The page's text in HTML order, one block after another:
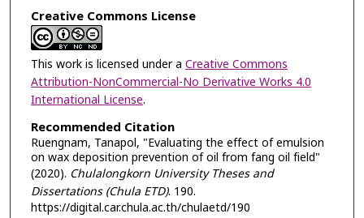
Creative Commons License
This work is licensed under a Creative Commons
Attribution-NonCommercial-No Derivative Works 4.0
International License.
Recommended Citation
Ruengnam, Tanapol, "Evaluating the effect of emulsion
on wax deposition prevention of oil from fang oil field"
(2020). Chulalongkorn University Theses and
Dissertations (Chula ETD). 190.
https://digital.car.chula.ac.th/chulaetd/190